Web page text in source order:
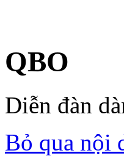
QBO
Diễn đàn
Bỏ qua nội